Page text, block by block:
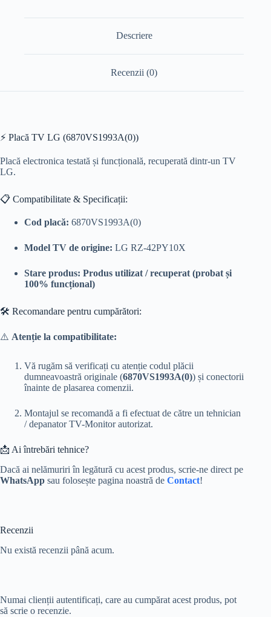
Descriere
Recenzii (0)
⚡ Placă TV LG (6870VS1993A(0))
Placă electronica testată și funcțională, recuperată dintr-un TV
LG.
📋 Compatibilitate & Specificații:
Cod placă: 6870VS1993A(0)
Model TV de origine: LG RZ-42PY10X
Stare produs: Produs utilizat / recuperat (probat și
100% funcțional)
🛠️ Recomandare pentru cumpărători:
⚠️ Atenție la compatibilitate:
Vă rugăm să verificați cu atenție codul plăcii
dumneavoastră originale (6870VS1993A(0)) și conectorii
înainte de plasarea comenzii.
Montajul se recomandă a fi efectuat de către un tehnician
/ depanator TV-Monitor autorizat.
📩 Ai întrebări tehnice?
Dacă ai nelămuriri în legătură cu acest produs, scrie-ne direct pe
WhatsApp sau folosește pagina noastră de Contact!
Recenzii
Nu există recenzii până acum.
Numai clienții autentificați, care au cumpărat acest produs, pot
să scrie o recenzie.